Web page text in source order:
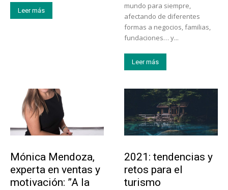
Leer más
mundo para siempre,
afectando de diferentes
formas a negocios, familias,
fundaciones… y...
Leer más
Mónica Mendoza,
experta en ventas y
motivación: ”A la
2021: tendencias y
retos para el
turismo